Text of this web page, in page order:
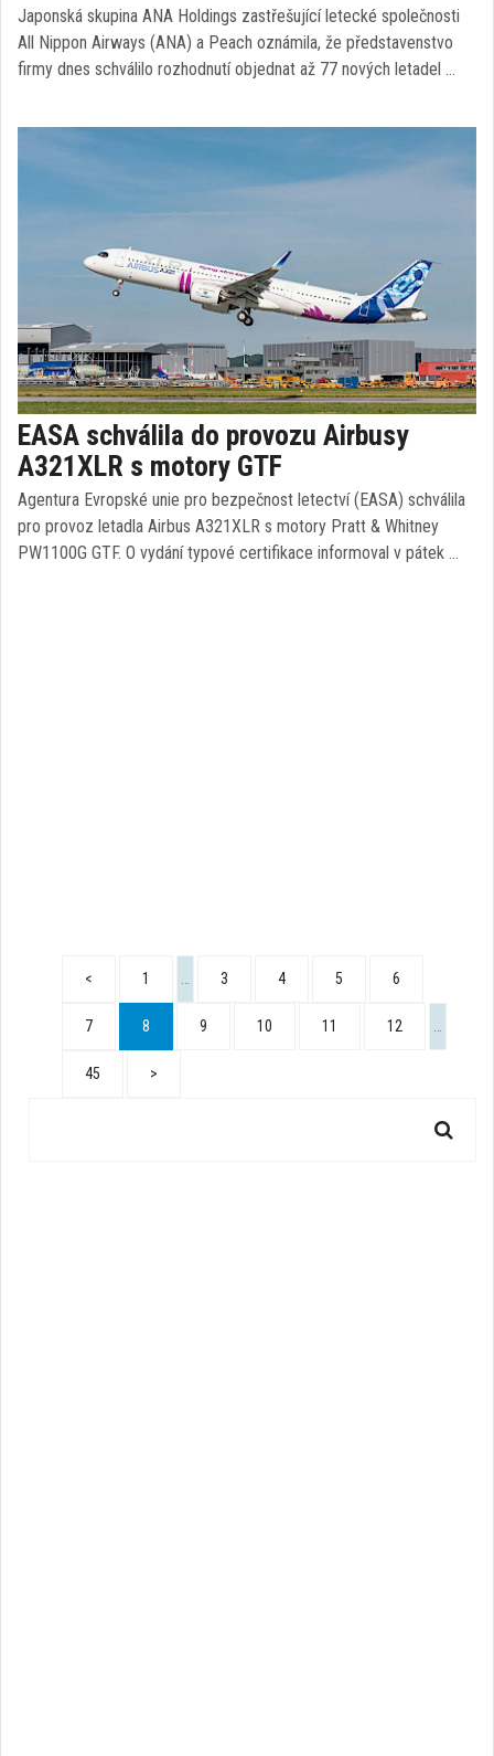
Japonská skupina ANA Holdings zastřešující letecké společnosti
All Nippon Airways (ANA) a Peach oznámila, že představenstvo
firmy dnes schválilo rozhodnutí objednat až 77 nových letadel …
EASA schválila do provozu Airbusy
A321XLR s motory GTF
Agentura Evropské unie pro bezpečnost letectví (EASA) schválila
pro provoz letadla Airbus A321XLR s motory Pratt & Whitney
PW1100G GTF. O vydání typové certifikace informoval v pátek …
< 1 3 4 5 6
7 8 9 10 11 12
45 >